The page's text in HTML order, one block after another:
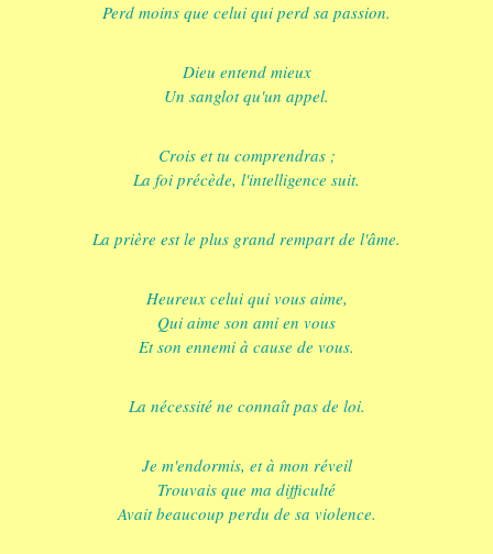
Perd moins que celui qui perd sa passion.
Dieu entend mieux
Un sanglot qu'un appel.
Crois et tu comprendras ;
La foi précède, l'intelligence suit.
La prière est le plus grand rempart de l'âme.
Heureux celui qui vous aime,
Qui aime son ami en vous
Et son ennemi à cause de vous.
La nécessité ne connaît pas de loi.
Je m'endormis, et à mon réveil
Trouvais que ma difficulté
Avait beaucoup perdu de sa violence.